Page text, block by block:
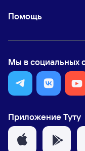
Помощь
Мы в социальных
Приложение Туту